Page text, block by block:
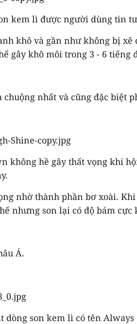
kem lì được người dùng tin
khô và gần như không bị xê
gây khô môi trong 3 - 6 tiếng
nhất và cũng đặc biệt
không hề gây thất vọng khi
nhờ thành phần bơ xoài.
nhưng son lại có độ bám
Á.
son kem lì có tên